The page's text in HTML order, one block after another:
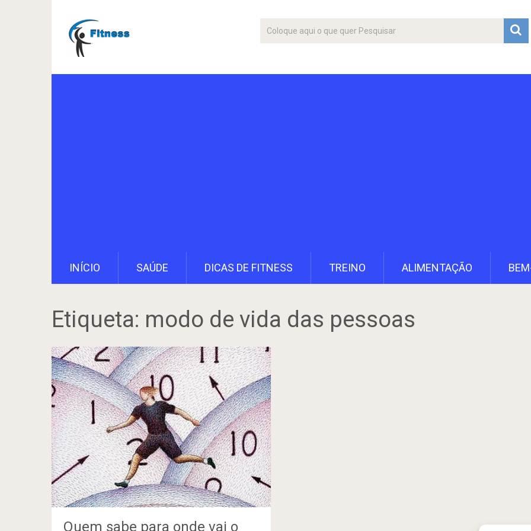
INÍCIO SAÚDE DICAS DE FITNESS TREINO ALIMENTAÇÃO
Etiqueta: modo de vida das pessoas
Quem sabe para onde vai o